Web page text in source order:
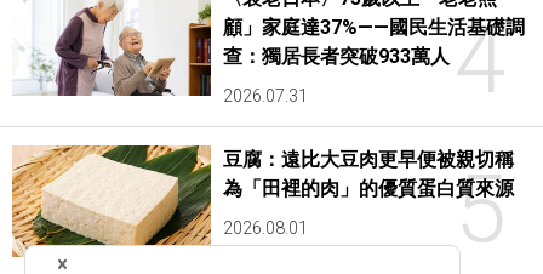
4
顧」家庭達37%——國民生活基礎調
查：獨居長者突破933萬人
2026.07.31
5
豆腐：遠比大豆肉更早便被親切稱
為「田裡的肉」的優質蛋白質來源
2026.08.01